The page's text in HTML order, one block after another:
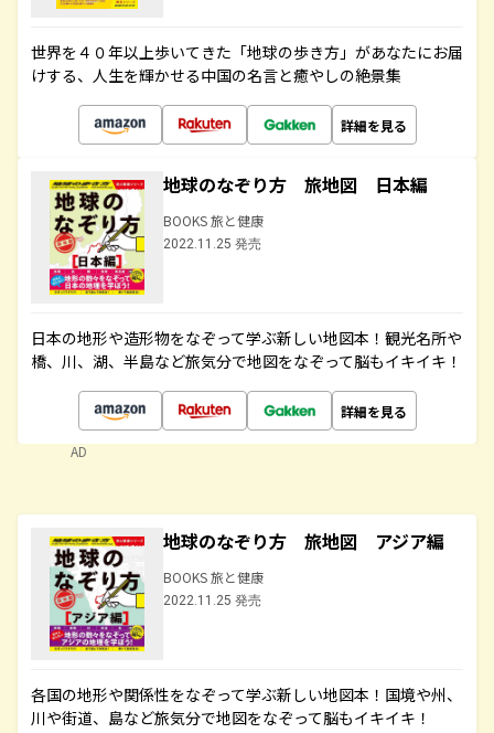
世界を４０年以上歩いてきた「地球の歩き方」があなたにお届
けする、人生を輝かせる中国の名言と癒やしの絶景集
詳細を見る
地球のなぞり方 旅地図 日本編
BOOKS 旅と健康
2022.11.25 発売
日本の地形や造形物をなぞって学ぶ新しい地図本！観光名所や
橋、川、湖、半島など旅気分で地図をなぞって脳もイキイキ！
詳細を見る
AD
地球のなぞり方 旅地図 アジア編
BOOKS 旅と健康
2022.11.25 発売
各国の地形や関係性をなぞって学ぶ新しい地図本！国境や州、
川や街道、島など旅気分で地図をなぞって脳もイキイキ！